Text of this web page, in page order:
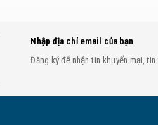
Nhập địa chỉ email của bạn
Đăng ký để nhận tin khuyến mại,